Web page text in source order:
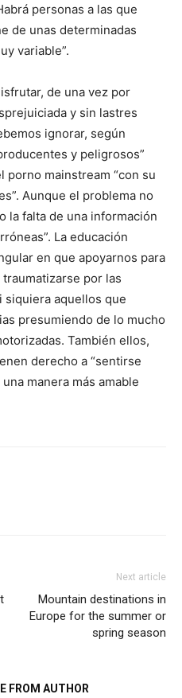
personas a las que
de unas determinadas
variable”.
de una vez por
y sin lastres
ignorar, según
y peligrosos”
porno mainstream “con su
Aunque el problema no
la falta de una información
La educación
en que apoyarnos para
por las
siquiera aquellos que
presumiendo de lo mucho
También ellos,
derecho a “sentirse
manera más amable
Next article
Mountain destinations in
Europe for the summer or
spring season
FROM AUTHOR